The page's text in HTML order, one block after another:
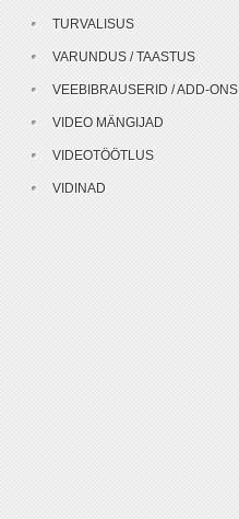
TURVALISUS
VARUNDUS / TAASTUS
VEEBIBRAUSERID / ADD-ONS
VIDEO MÄNGIJAD
VIDEOTÖÖTLUS
VIDINAD